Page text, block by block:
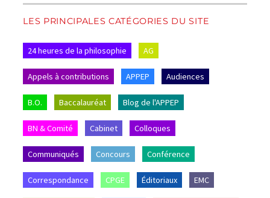
LES PRINCIPALES CATÉGORIES DU SITE
24 heures de la philosophie AG
Appels à contributions APPEP Audiences
B.O. Baccalauréat Blog de l'APPEP
BN & Comité Cabinet Colloques
Communiqués Concours Conférence
Correspondance CPGE Éditoriaux EMC